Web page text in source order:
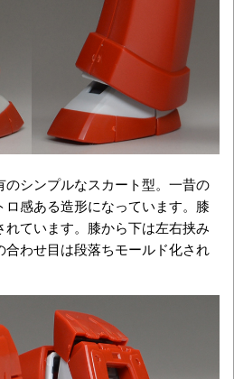
シンプルなスカート型。一昔の
感ある造形になっています。膝
ています。膝から下は左右挟み
わせ目は段落ちモールド化され